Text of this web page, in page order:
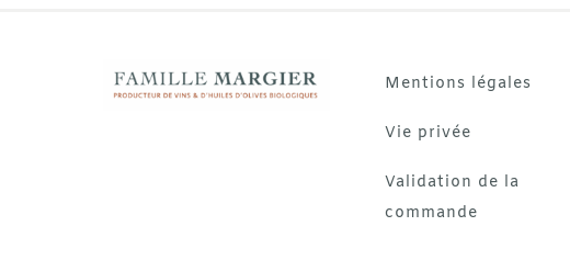
Mentions légales
Vie privée
Validation de la
commande